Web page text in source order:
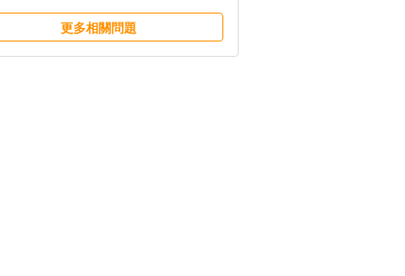
更多相關問題